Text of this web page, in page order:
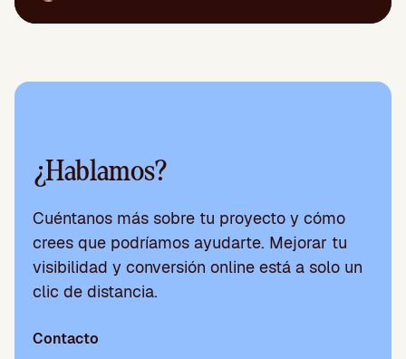
¿Hablamos?
Cuéntanos más sobre tu proyecto y cómo
crees que podríamos ayudarte. Mejorar tu
visibilidad y conversión online está a solo un
clic de distancia.
Contacto